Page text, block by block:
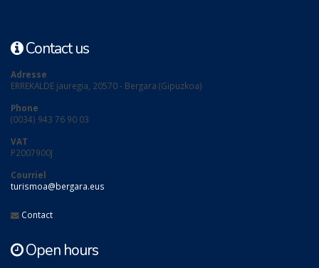
Contact us
Adresse
ERREKALDE jauregia, 20570 - Bergara (Gipuzkoa)
Phone
(0034) 943 76 90 03
VAT
P2007900J
Courriel
turismoa@bergara.eus
Contact
Open hours